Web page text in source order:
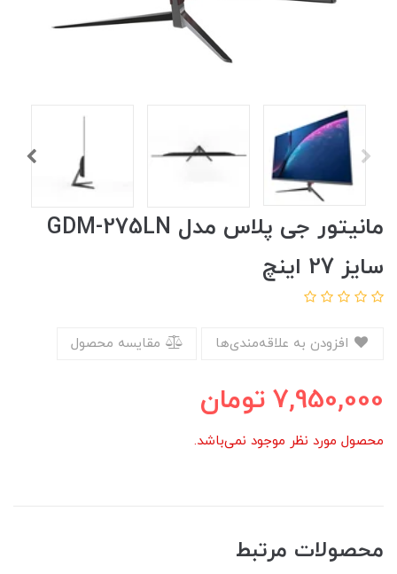
مانیتور جی پلاس مدل GDM-275LN
سایز 27 اینچ
مقایسه محصول
7,950,000 تومان
محصول مورد نظر موجود نمی‌باشد.
محصولات مرتبط